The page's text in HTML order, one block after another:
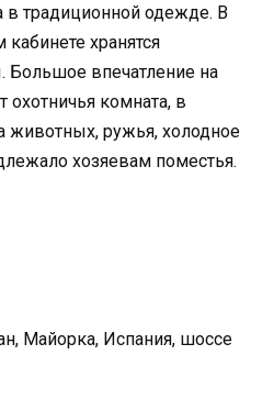
в традиционной одежде. В
хранятся
Большое впечатление на
охотничья комната, в
животных, ружья, холодное
хозяевам поместья.
Майорка, Испания, шоссе